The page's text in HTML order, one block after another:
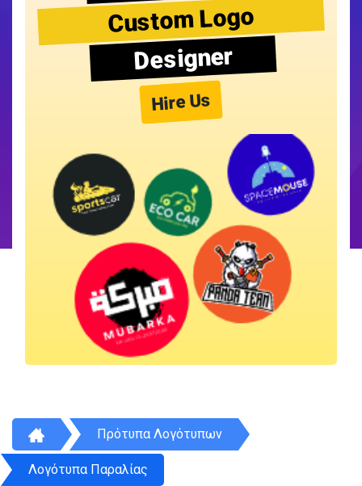
Custom Logo
Designer
Hire Us
Πρότυπα Λογότυπων
Λογότυπα Παραλίας